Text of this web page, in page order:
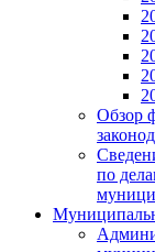
Обзор
по